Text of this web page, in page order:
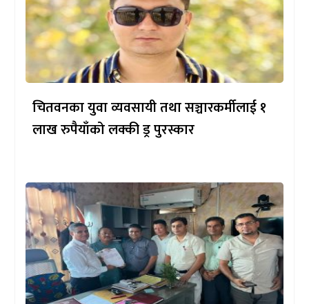
चितवनका युवा व्यवसायी तथा सञ्चारकर्मीलाई १
लाख रुपैयाँको लक्की ड्र पुरस्कार